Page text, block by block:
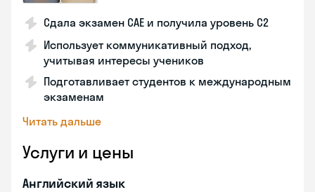
Сдала экзамен CAE и получила уровень С2
Использует коммуникативный подход,
учитывая интересы учеников
Подготавливает студентов к международным
экзаменам
Читать дальше
Услуги и цены
Английский язык